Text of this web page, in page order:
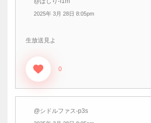
2025年 3月 28日 8:05pm
生放送見よ
0
@シドルファス-p3s